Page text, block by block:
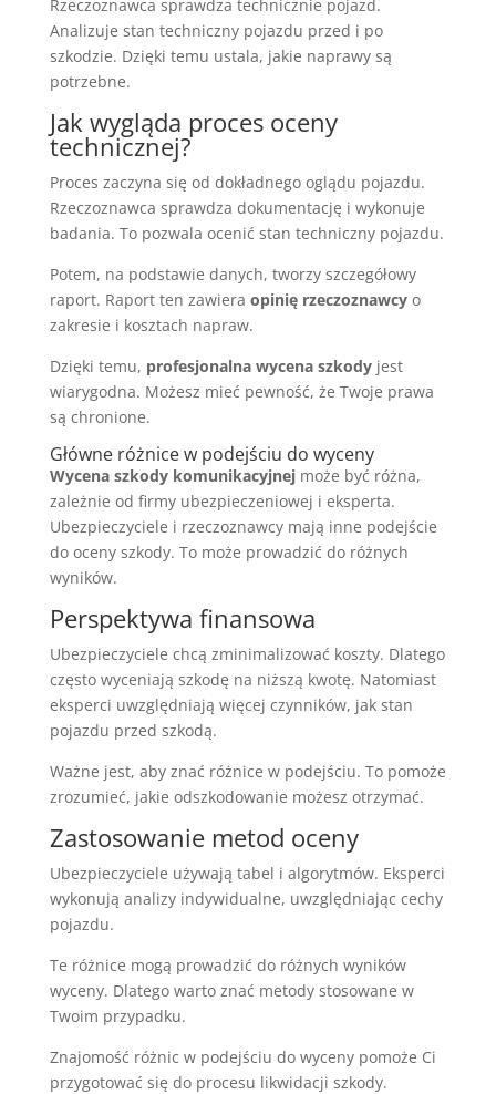
Rzeczoznawca sprawdza technicznie pojazd.
Analizuje stan techniczny pojazdu przed i po
szkodzie. Dzięki temu ustala, jakie naprawy są
potrzebne.
Jak wygląda proces oceny
technicznej?
Proces zaczyna się od dokładnego oglądu pojazdu.
Rzeczoznawca sprawdza dokumentację i wykonuje
badania. To pozwala ocenić stan techniczny pojazdu.
Potem, na podstawie danych, tworzy szczegółowy
raport. Raport ten zawiera opinię rzeczoznawcyo
zakresie i kosztach napraw.
Dzięki temu, profesjonalna wycena szkodyjest
wiarygodna. Możesz mieć pewność, że Twoje prawa
są chronione.
Główne różnice w podejściu do wyceny
Wycena szkody komunikacyjnejmoże być różna,
zależnie od firmy ubezpieczeniowej i eksperta.
Ubezpieczyciele i rzeczoznawcy mają inne podejście
do oceny szkody. To może prowadzić do różnych
wyników.
Perspektywa finansowa
Ubezpieczyciele chcą zminimalizować koszty. Dlatego
często wyceniają szkodę na niższą kwotę. Natomiast
eksperci uwzględniają więcej czynników, jak stan
pojazdu przed szkodą.
Ważne jest, aby znać różnice w podejściu. To pomoże
zrozumieć, jakie odszkodowanie możesz otrzymać.
Zastosowanie metod oceny
Ubezpieczyciele używają tabel i algorytmów. Eksperci
wykonują analizy indywidualne, uwzględniając cechy
pojazdu.
Te różnice mogą prowadzić do różnych wyników
wyceny. Dlatego warto znać metody stosowane w
Twoim przypadku.
Znajomość różnic w podejściu do wyceny pomoże Ci
przygotować się do procesu likwidacji szkody.